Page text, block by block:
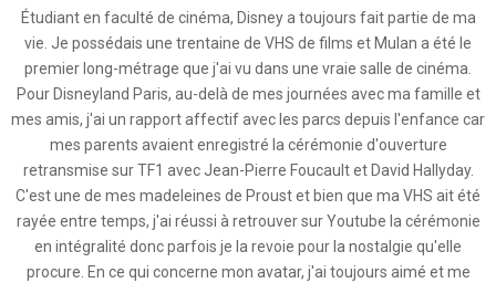
Étudiant en faculté de cinéma, Disney a toujours fait partie de ma
vie. Je possédais une trentaine de VHS de films et Mulan a été le
premier long-métrage que j'ai vu dans une vraie salle de cinéma.
Pour Disneyland Paris, au-delà de mes journées avec ma famille et
mes amis, j'ai un rapport affectif avec les parcs depuis l'enfance car
mes parents avaient enregistré la cérémonie d'ouverture
retransmise sur TF1 avec Jean-Pierre Foucault et David Hallyday.
C'est une de mes madeleines de Proust et bien que ma VHS ait été
rayée entre temps, j'ai réussi à retrouver sur Youtube la cérémonie
en intégralité donc parfois je la revoie pour la nostalgie qu'elle
procure. En ce qui concerne mon avatar, j'ai toujours aimé et me